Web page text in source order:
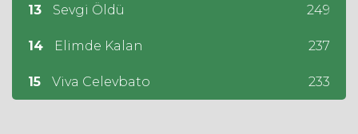
13 Sevgi Öldü 249
14 Elimde Kalan 237
15 Viva Celevbato 233